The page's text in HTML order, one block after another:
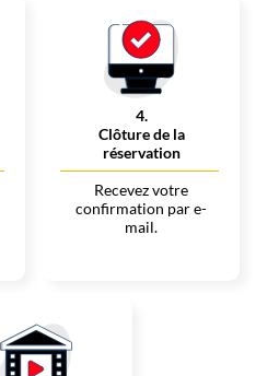
4.
Clôture de la
réservation
Recevez votre
confirmation par e-
mail.